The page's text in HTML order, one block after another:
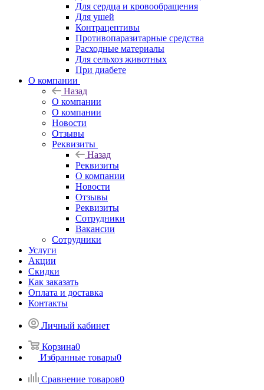
Для сердца и кровообращения
Для ушей
Контрацептивы
Противопаразитарные средства
Расходные материалы
Для сельхоз животных
При диабете
О компании
Назад
О компании
О компании
Новости
Отзывы
Реквизиты
Назад
Реквизиты
О компании
Новости
Отзывы
Реквизиты
Сотрудники
Вакансии
Сотрудники
Услуги
Акции
Скидки
Как заказать
Оплата и доставка
Контакты
Личный кабинет
Корзина0
Избранные товары0
Сравнение товаров0